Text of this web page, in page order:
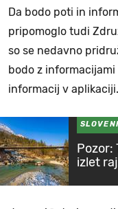
Da bodo poti in
pripomoglo tudi
so se nedavno
bodo z
informacij v aplikaciji.
Pozor:
izlet